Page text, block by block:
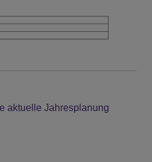
aktuelle Jahresplanung